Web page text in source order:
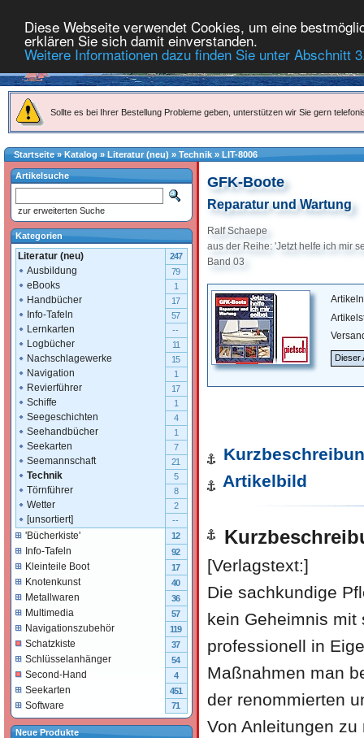
Diese Webseite verwendet Cookies, um eine
erklären Sie sich damit einverstanden.
Weitere Informationen dazu finden Sie unter Abschnitt
Sollte es bei Ihrer Bestellung Probleme geben, unterstützen wir Sie gern
Startseite»Katalog » Literatur (neu) » Technik » LIT-8006
GFK-Boote
Reparatur und Wartung
Ralf Schaepe
aus der Reihe: 'Jetzt helfe ich mir
Band 03
Dieser
Artikelbild
[Verlagstext:]
Die sachkundige
kein Geheimnis mit
professionell in
Maßnahmen man
der renommierten
Von Anleitungen
Artikelsuche
zur erweiterten Suche
Kategorien
Literatur (neu) 247
Ausbildung 79
eBooks 1
Handbücher 17
Info-Tafeln 57
Lernkarten --
Logbücher 11
Nachschlagewerke 15
Navigation 1
Revierführer 17
Schiffe 1
Seegeschichten 4
Seehandbücher 1
Seekarten 7
Seemannschaft 21
Technik 5
Törnführer 8
Wetter 2
[unsortiert] --
'Bücherkiste' 12
Info-Tafeln 92
Kleinteile Boot 17
Knotenkunst 40
Metallwaren 36
Multimedia 57
Navigationszubehör 119
Schatzkiste 37
Schlüsselanhänger 54
Second-Hand 4
Seekarten 451
Software 71
Neue Produkte